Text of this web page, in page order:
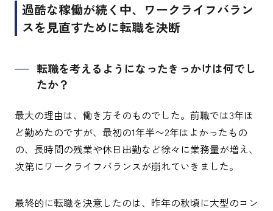
過酷な稼働が続く中、ワークライフバラン
スを見直すために転職を決断
転職を考えるようになったきっかけは何でし
たか？
最大の理由は、働き方そのものでした。前職では3年ほ
ど勤めたのですが、最初の1年半〜2年はよかったもの
の、長時間の残業や休日出勤など徐々に業務量が増え、
次第にワークライフバランスが崩れていきました。
最終的に転職を決意したのは、昨年の秋頃に大型のコン